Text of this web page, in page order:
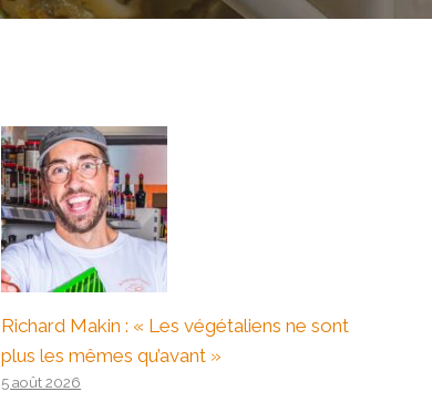
Richard Makin : « Les végétaliens ne sont
plus les mêmes qu’avant »
5 août 2026